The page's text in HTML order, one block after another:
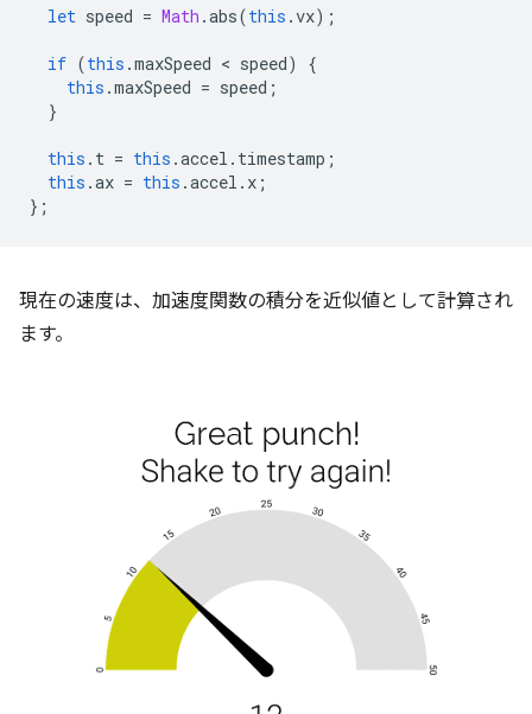
let speed = Math .abs(this .vx);
if (this .maxSpeed < speed)
{
this .maxSpeed = speed ;
}
this . t = this .accel . timestamp ;
this .ax = this .accel . x ;
};
現在の速度は、加速度関数の積分を近似値として計算され
ます。